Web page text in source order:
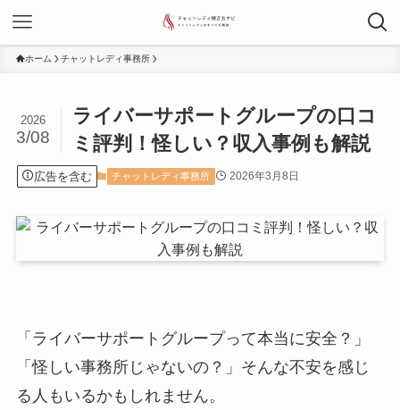
ホーム チャットレディ事務所
ライバーサポートグループの口コ
ミ評判！怪しい？収入事例も解説
2026
3/08
広告を含む チャットレディ事務所 2026年3月8日
「ライバーサポートグループって本当に安全？」
「怪しい事務所じゃないの？」そんな不安を感じ
る人もいるかもしれません。